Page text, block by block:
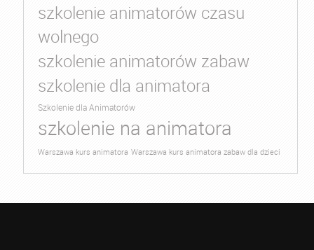
szkolenie animatorów czasu
wolnego
szkolenie animatorów zabaw
szkolenie dla animatora
Szkolenie dla Animatorów
szkolenie na animatora
Warszawa kurs animatora Warszawa kurs animatora zabaw dla dzieci